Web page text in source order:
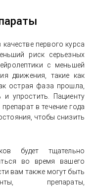
первого курса
риск серьезных
с меньшей
движения, такие как
острая фаза прошла,
упростить. Пациенту
в течение года
чтобы снизить
будет тщательно
во время вашего
вам также могут быть
препараты,